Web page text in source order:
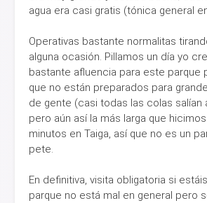
agua era casi gratis (tónica general
Operativas bastante normalitas
alguna ocasión. Pillamos un día yo
bastante afluencia para este parque
que no están preparados para
de gente (casi todas las colas salían
pero aún así la más larga que
minutos en Taiga, así que no es un
pete.
En definitiva, visita obligatoria si
parque no está mal en general pero